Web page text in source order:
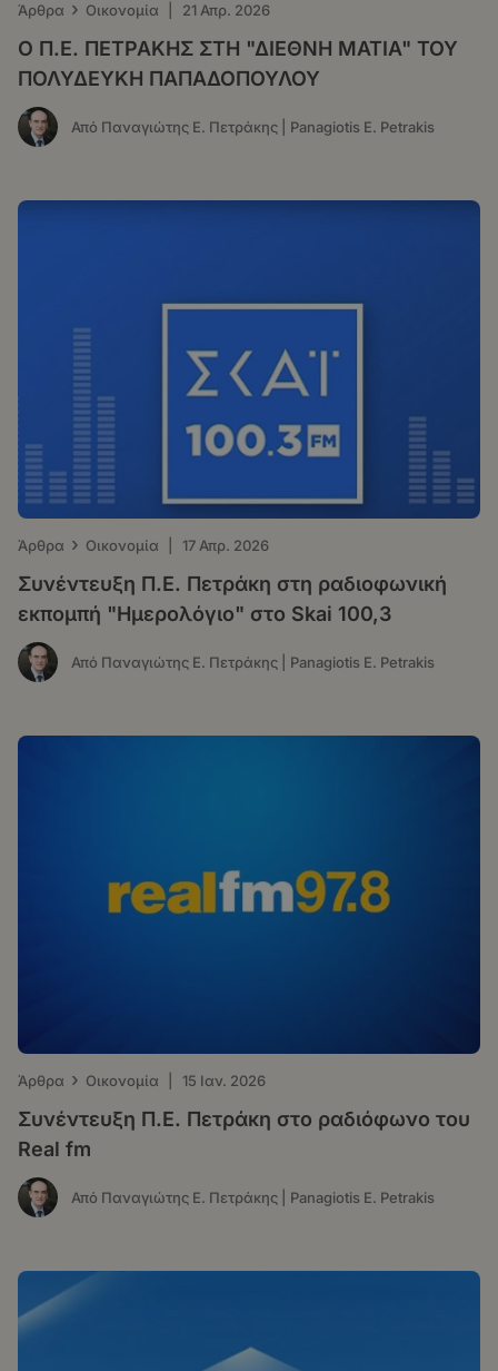
Άρθρα › Οικονομία 21 Απρ. 2026
O Π.Ε. ΠΕΤΡΑΚΗΣ ΣΤΗ "ΔΙΕΘΝΗ ΜΑΤΙΑ" ΤΟΥ
ΠΟΛΥΔΕΥΚΗ ΠΑΠΑΔΟΠΟΥΛΟΥ
Από Παναγιώτης Ε. Πετράκης | Panagiotis E. Petrakis
Άρθρα › Οικονομία 17 Απρ. 2026
Συνέντευξη Π.Ε. Πετράκη στη ραδιοφωνική
εκπομπή "Ημερολόγιο" στο Skai 100,3
Από Παναγιώτης Ε. Πετράκης | Panagiotis E. Petrakis
Άρθρα › Οικονομία 15 Ιαν. 2026
Συνέντευξη Π.Ε. Πετράκη στο ραδιόφωνο του
Real fm
Από Παναγιώτης Ε. Πετράκης | Panagiotis E. Petrakis